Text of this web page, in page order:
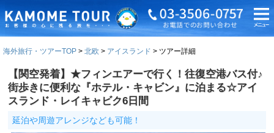
海外旅行・ツアーTOP 北欧 アイスランド ツアー詳細
【関空発着】★フィンエアーで行く！往復空港バス付♪
街歩きに便利な『ホテル・キャビン』に泊まる☆アイ
スランド・レイキャビク6日間
延泊や周遊アレンジなども可能！